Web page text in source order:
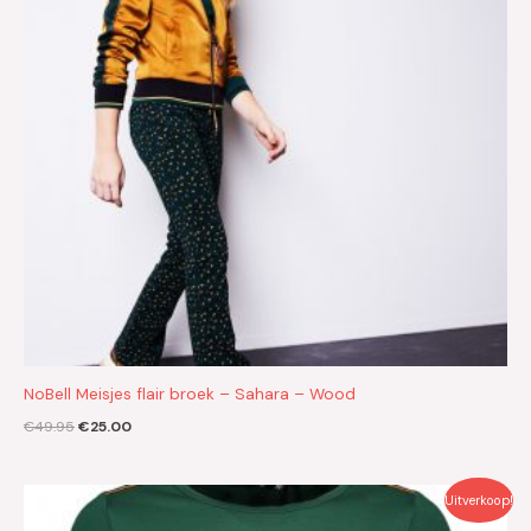
NoBell Meisjes flair broek – Sahara – Wood
€49.95€25.00
Uitverkoop!
Oorspronkelijke
prijs
Huidige